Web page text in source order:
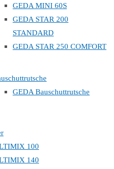
GEDA MINI 60S
GEDA STAR 200
STANDARD
GEDA STAR 250 COMFORT
GEDA Bauschuttrutsche
100
140